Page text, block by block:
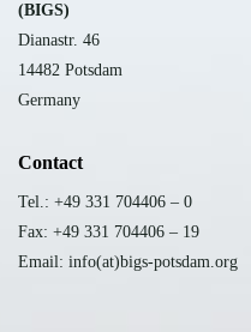
(BIGS)
Dianastr. 46
14482 Potsdam
Germany
Contact
Tel.: +49 331 704406 – 0
Fax: +49 331 704406 – 19
Email: info(at)bigs-potsdam.org